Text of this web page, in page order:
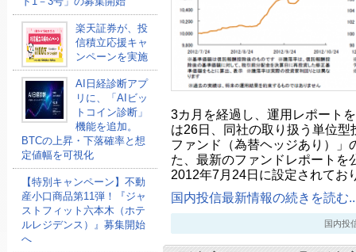
楽天証券が、投
信積立応援キャ
ンペーンを実施
AI日経診断アプ
リに、「AIビッ
トコイン診断」
機能を追加。
BTCの上昇・下落確率と想
定値幅を可視化
【特別キャンペーン】不動
産小口商品第11弾！『ジャ
ストフィット六本木（ホテ
ルレジデンス）』募集開始
へ
3カ月を経過し、運用レポート
は26日、同社の取り扱う単位
ファンド（為替ヘッジあり）」
た、最新のファンドレポートを
2012年7月24日に設定されて
国内投信最新情報の続きを読む
国内投